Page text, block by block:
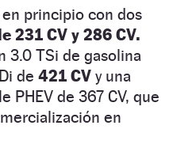
principio con dos
231 CV y 286 CV.
3.0 TSi de gasolina
de 421 CV y una
PHEV de 367 CV, que
en